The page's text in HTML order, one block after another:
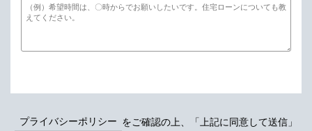
プライバシーポリシー をご確認の上、「上記に同意して送信」